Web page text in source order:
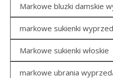
Markowe bluzki damskie
markowe sukienki
Markowe sukienki włoskie
markowe ubrania